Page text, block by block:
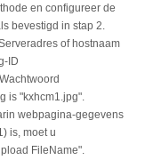
en configureer de
bevestigd in stap 2.
of hostnaam
ID
is "kxhcm1.jpg".
webpagina-gegevens
is, moet u
FileName".